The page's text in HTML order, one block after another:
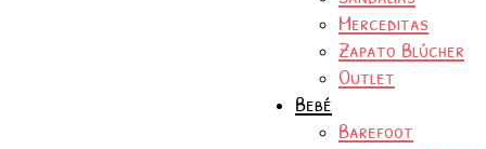
Merceditas
Zapato Blúcher
Outlet
Bebé
Barefoot